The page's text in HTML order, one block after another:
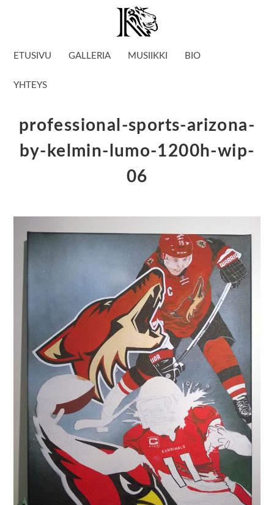
ETUSIVU GALLERIA MUSIIKKI BIO
YHTEYS
professional-sports-arizona-
by-kelmin-lumo-1200h-wip-
06